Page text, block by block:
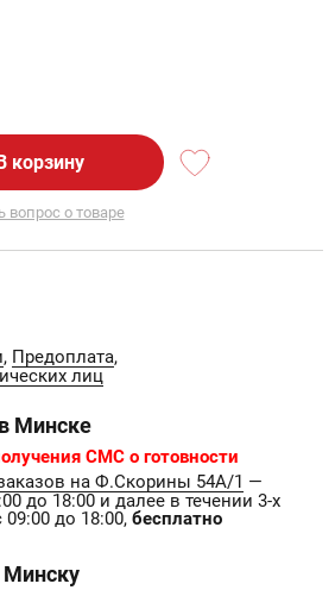
корзину
вопрос о товаре
, Предоплата,
лиц
Минске
СМС о готовности
на Ф.Скорины 54А/1 —
до 18:00 и далее в течении 3-х
до 18:00, бесплатно
Минску